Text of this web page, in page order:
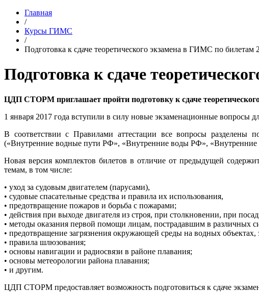
Главная
/
Курсы ГИМС
/
Подготовка к сдаче теоретического экзамена в ГИМС по билетам
Подготовка к сдаче
ЦДП СТОРМ приглашает пройти подготовку к сдаче
1 января 2017 года вступили в силу новые экзаменационные вопросы
В соответствии с Правилами аттестации все вопросы разделены
(«Внутренние водные пути РФ», «Внутренние воды РФ»,
Новая версия комплектов билетов в отличие от предыдущей
темам, в том числе:
• уход за судовым двигателем (парусами),
• судовые спасательные средства и правила их использования,
• предотвращение пожаров и борьба с пожарами;
• действия при выходе двигателя из строя, при столкновении, при
• методы оказания первой помощи лицам, пострадавшим в различных
• предотвращение загрязнения окружающей среды на водных
• правила шлюзования;
• основы навигации и радиосвязи в районе плавания;
• основы метеорологии района плавания;
• и другим.
ЦДП СТОРМ предоставляет возможность подготовиться к сдаче